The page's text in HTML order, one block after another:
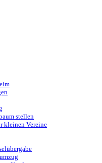
stellen
kleinen Vereine